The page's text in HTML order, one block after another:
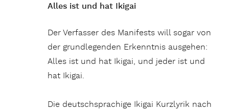
Alles ist und hat Ikigai
Der Verfasser des Manifests will sogar von
der grundlegenden Erkenntnis ausgehen:
Alles ist und hat Ikigai, und jeder ist und
hat Ikigai.
Die deutschsprachige Ikigai Kurzlyrik nach